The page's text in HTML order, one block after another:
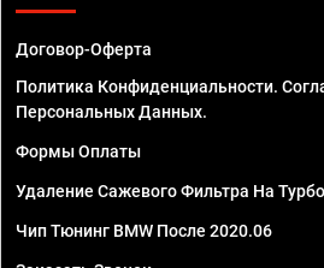
Договор-Оферта
Политика Конфиденциальности.
Персональных Данных.
Формы Оплаты
Удаление Сажевого Фильтра На
Чип Тюнинг BMW После 2020.06